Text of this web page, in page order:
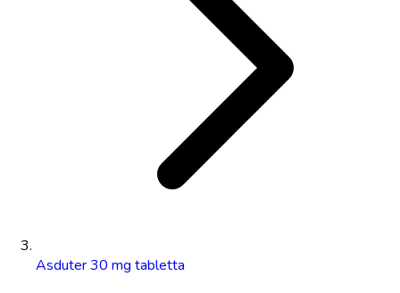
Asduter 30 mg tabletta